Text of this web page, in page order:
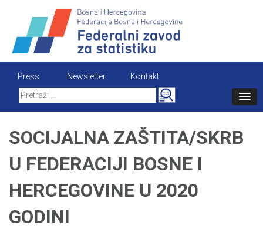
content
Press Newsletter
Kontakt
Search
for:
SOCIJALNA ZAŠTITA/SKRB
U FEDERACIJI BOSNE I
HERCEGOVINE U 2020
GODINI